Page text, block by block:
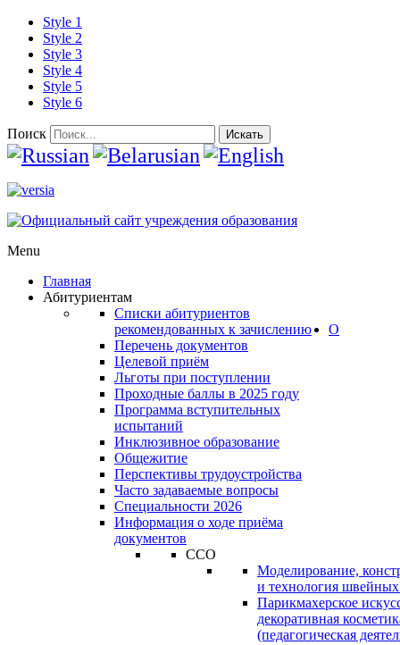
Style 1
Style 2
Style 3
Style 4
Style 5
Style 6
Поиск Искать
Menu
Главная
Абитуриентам
Списки абитуриентов
рекомендованных к зачислению
Перечень документов
Целевой приём
Льготы при поступлении
Проходные баллы в 2025 году
Программа вступительных
испытаний
Инклюзивное образование
Общежитие
Перспективы трудоустройства
Часто задаваемые вопросы
Специальности 2026
Информация о ходе приёма
документов
ССО
Моделирование,
и технология
Парикмахерское
декоративная
(педагогическая
О